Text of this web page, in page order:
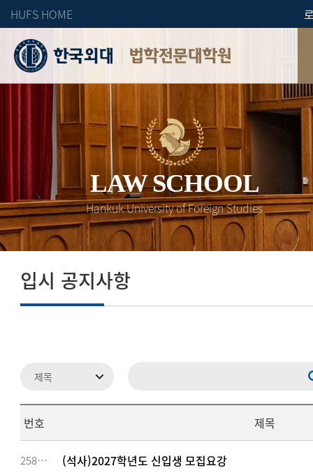
HUFS HOME
법학전문대학원
LAW SCHOOL
Hankuk University of Foreign Studies
입시 공지사항
번호 제목
258925 (석사)2027학년도 신입생 모집요강